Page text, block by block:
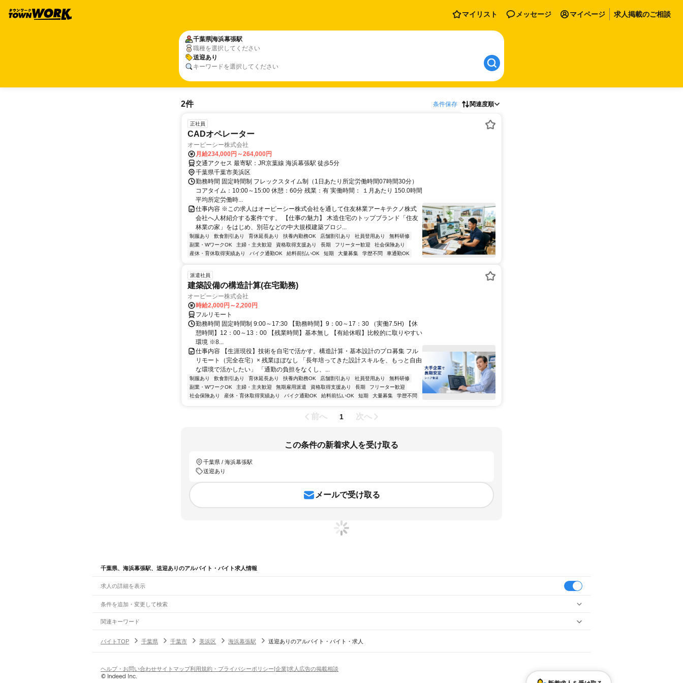
マイリスト メッセージ マイページ 求人掲載のご相談
千葉県海浜幕張駅
職種を選択してください
送迎あり
キーワードを選択してください
2件 条件保存 関連度順
正社員
CADオペレーター
オーピーシー株式会社
月給234,000円～264,000円
交通アクセス 最寄駅：JR京葉線 海浜幕張駅 徒歩5分
千葉県千葉市美浜区
勤務時間 固定時間制 フレックスタイム制（1日あたり所定労働時間07時間30分）
コアタイム：10:00～15:00 休憩：60分 残業：有 実働時間： １月あたり 150.0時間
平均所定労働時...
仕事内容 ※この求人はオーピーシー株式会社を通して住友林業アーキテクノ株式
会社へ人材紹介する案件です。 【仕事の魅力】 木造住宅のトップブランド「住友
林業の家」をはじめ、別荘などの中大規模建築プロジ...
制服あり 飲食割引あり 育休延長あり 扶養内勤務OK 店舗割引あり 社員登用あり
無料研修
副業・WワークOK
主婦・主夫歓迎 資格取得支援あり 長期 フリーター歓迎
社会保険あり
産休・育休取得実績あり
バイク通勤OK 給料前払いOK 短期 大量募集 学歴不問 車通勤OK
派遣社員
建築設備の構造計算(在宅勤務)
オーピーシー株式会社
時給2,000円～2,200円
フルリモート
勤務時間 固定時間制 9:00～17:30 【勤務時間】9：00～17：30 （実働7.5H) 【休
憩時間】12：00～13：00 【残業時間】基本無し 【有給休暇】比較的に取りやすい
環境 ※8...
仕事内容 【生涯現役】技術を自宅で活かす。構造計算・基本設計のプロ募集 フル
リモート（完全在宅）× 残業ほぼなし 「長年培ってきた設計スキルを、もっと自由
な環境で活かしたい」 「通勤の負担をなくし、...
制服あり 飲食割引あり 育休延長あり 扶養内勤務OK 店舗割引あり 社員登用あり
無料研修
副業・WワークOK
主婦・主夫歓迎 無期雇用派遣 資格取得支援あり 長期
フリーター歓迎
社会保険あり
産休・育休取得実績あり バイク通勤OK 給料前払いOK 短期 大量募集 学歴不問
前へ 1 次へ
この条件の新着求人を受け取る
千葉県 / 海浜幕張駅
送迎あり
メールで受け取る
千葉県、海浜幕張駅、送迎ありのアルバイト・バイト求人情報
求人の詳細を表示
条件を追加・変更して検索
市区町村を追加・変更
千葉県すべて
銚子市市川市船橋市館山市木更津市松戸市野田市茂原市成田市佐倉市東金市旭市習志野市 浦安市四街道市袖ケ浦市
駅を追加・変更
南流山駅新松戸駅 新八柱駅 東松戸駅市川大野駅船橋法典駅 西船橋駅
JR中央・総武線
飲食・フードサービス
飲食・フードサービス
特徴を追加・変更
関連キーワード
バイトTOP
千葉県 千葉市 美浜区 海浜幕張駅 送迎ありのアルバイト・バイト・求人
ヘルプ・お問い合わせサイトマップ利用規約・プライバシーポリシー[企業]求人広告の掲載相談